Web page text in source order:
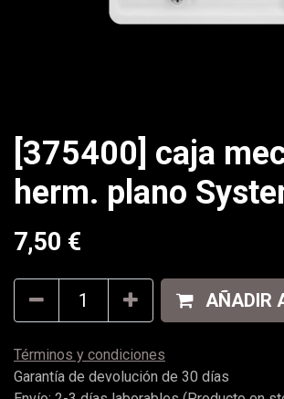
[375400] caja
herm. plano
7,50 €
AÑADIR
Términos y condiciones
Garantía de devolución de 30 días